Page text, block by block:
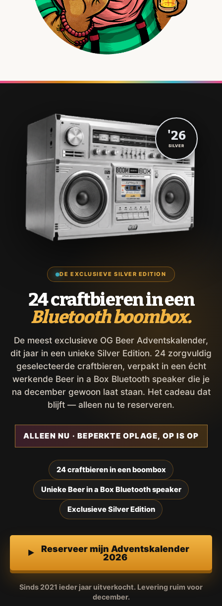
DE EXCLUSIEVE SILVER EDITION
24 craftbieren in een
Bluetooth boombox.
De meest exclusieve OG Beer Adventskalender,
dit jaar in een unieke Silver Edition. 24 zorgvuldig
geselecteerde craftbieren, verpakt in een écht
werkende Beer in a Box Bluetooth speaker die je
na december gewoon laat staan. Het cadeau dat
blijft — alleen nu te reserveren.
ALLEEN NU · BEPERKTE OPLAGE, OP IS OP
24 craftbieren in een boombox
Unieke Beer in a Box Bluetooth speaker
Exclusieve Silver Edition
Reserveer mijn Adventskalender
2026
Sinds 2021 ieder jaar uitverkocht. Levering ruim voor
december.
'26
SILVER